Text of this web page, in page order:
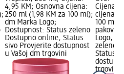
4,95 KM; Osnovna cijena:
250 ml (1,98 KM za 100 ml);
dm Marka Logo;
Dostupnost: Status zeleno
Dostupno online, Status
sivo Provjerite dostupnost
u Vašoj dm trgovini
Cijena:
cijena:
100 ml);
Logo;
zeleno
Status
trgovini